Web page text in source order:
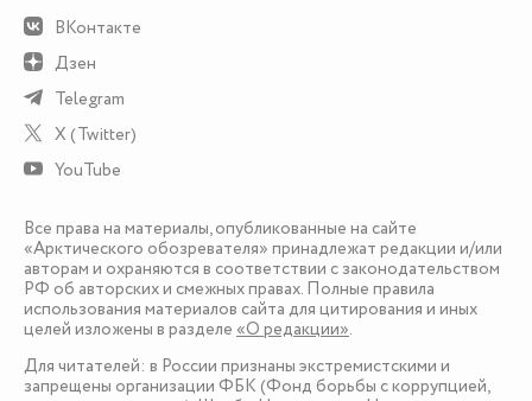
ВКонтакте
Дзен
Telegram
X (Twitter)
YouTube
Все права на материалы, опубликованные на сайте
«Арктического обозревателя» принадлежат редакции и/или
авторам и охраняются в соответствии с законодательством
РФ об авторских и смежных правах. Полные правила
использования материалов сайта для цитирования и иных
целей изложены в разделе «О редакции».
Для читателей: в России признаны экстремистскими и
запрещены организации ФБК (Фонд борьбы с коррупцией,